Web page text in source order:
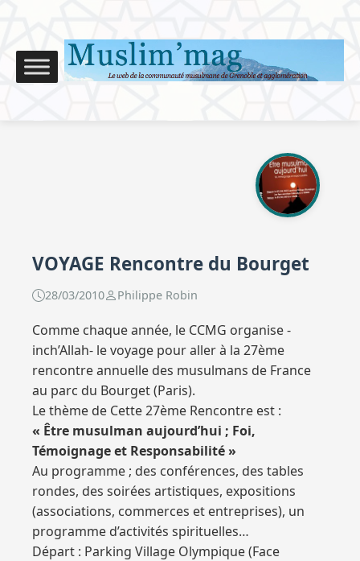
VOYAGE Rencontre du Bourget
28/03/2010 Philippe Robin
Comme chaque année, le CCMG organise -
inch’Allah- le voyage pour aller à la 27ème
rencontre annuelle des musulmans de France
au parc du Bourget (Paris).
Le thème de Cette 27ème Rencontre est :
« Être musulman aujourd’hui ; Foi,
Témoignage et Responsabilité »
Au programme ; des conférences, des tables
rondes, des soirées artistiques, expositions
(associations, commerces et entreprises), un
programme d’activités spirituelles…
Départ : Parking Village Olympique (Face